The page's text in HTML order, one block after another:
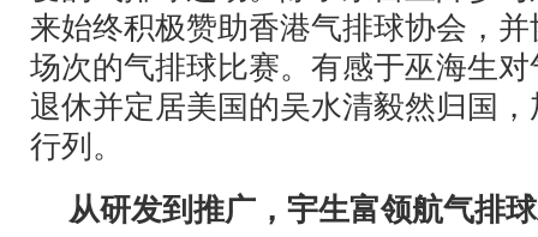
来始终积极赞助香港气排球协会，
场次的气排球比赛。有感于巫海生
退休并定居美国的吴水清毅然归国
行列。
从研发到推广，宇生富领航气排